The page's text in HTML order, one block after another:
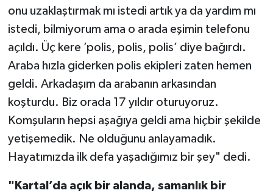
onu uzaklaştırmak mı istedi artık ya da yardım mı
istedi, bilmiyorum ama o arada eşimin telefonu
açıldı. Üç kere ’polis, polis, polis’ diye bağırdı.
Araba hızla giderken polis ekipleri zaten hemen
geldi. Arkadaşım da arabanın arkasından
koşturdu. Biz orada 17 yıldır oturuyoruz.
Komşuların hepsi aşağıya geldi ama hiçbir şekilde
yetişemedik. Ne olduğunu anlayamadık.
Hayatımızda ilk defa yaşadığımız bir şey" dedi.
"Kartal’da açık bir alanda, samanlık bir